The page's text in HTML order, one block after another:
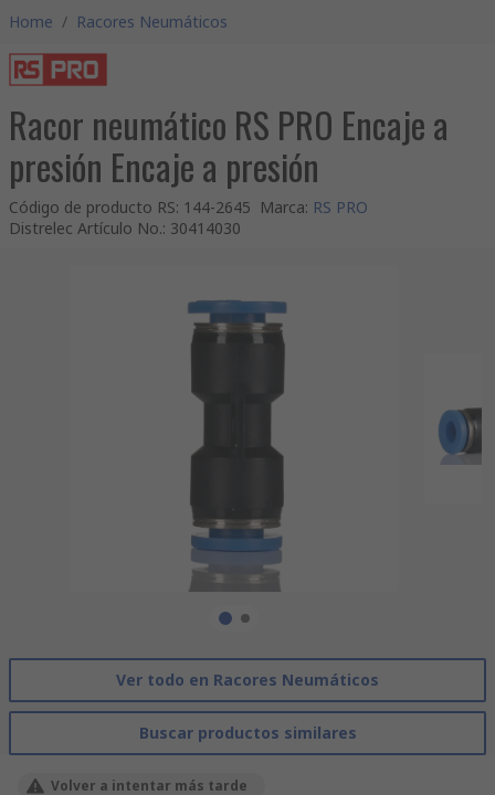
Home / Racores Neumáticos
Racor neumático RS PRO Encaje a
presión Encaje a presión
Código de producto RS: 144-2645 Marca: RS PRO
Distrelec Artículo No.: 30414030
Ver todo en Racores Neumáticos
Buscar productos similares
Volver a intentar más tarde